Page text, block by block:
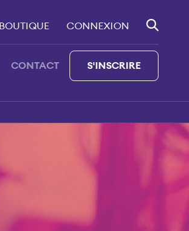
S'INSCRIRE
CONTACT
BOUTIQUE CONNEXION